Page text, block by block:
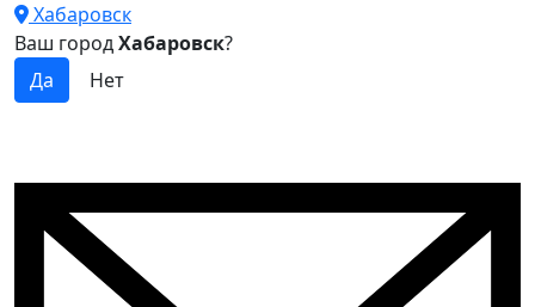
Хабаровск
Ваш городХабаровск?